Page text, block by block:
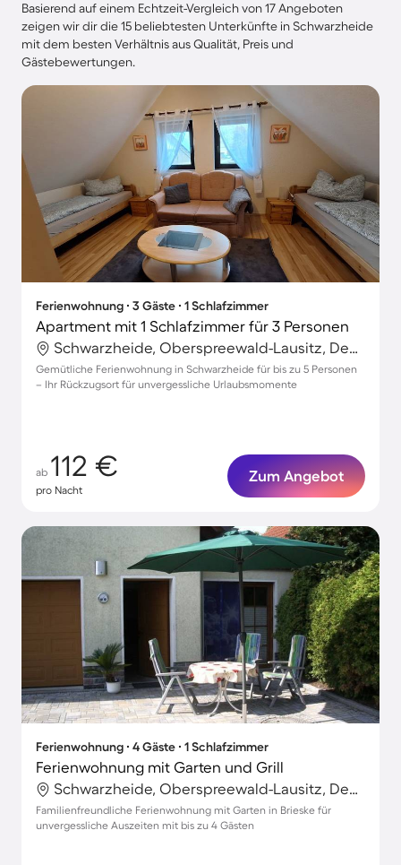
Basierend auf einem Echtzeit-Vergleich von 17 Angeboten
zeigen wir dir die 15 beliebtesten Unterkünfte in Schwarzheide
mit dem besten Verhältnis aus Qualität, Preis und
Gästebewertungen.
Ferienwohnung ∙ 3 Gäste ∙ 1 Schlafzimmer
Apartment mit 1 Schlafzimmer für 3 Personen
Schwarzheide, Oberspreewald-Lausitz, Deutschland
Gemütliche Ferienwohnung in Schwarzheide für bis zu 5 Personen
– Ihr Rückzugsort für unvergessliche Urlaubsmomente
ab 112 €
pro Nacht
Zum Angebot
Ferienwohnung ∙ 4 Gäste ∙ 1 Schlafzimmer
Ferienwohnung mit Garten und Grill
Schwarzheide, Oberspreewald-Lausitz, Deutschland
Familienfreundliche Ferienwohnung mit Garten in Brieske für
unvergessliche Auszeiten mit bis zu 4 Gästen